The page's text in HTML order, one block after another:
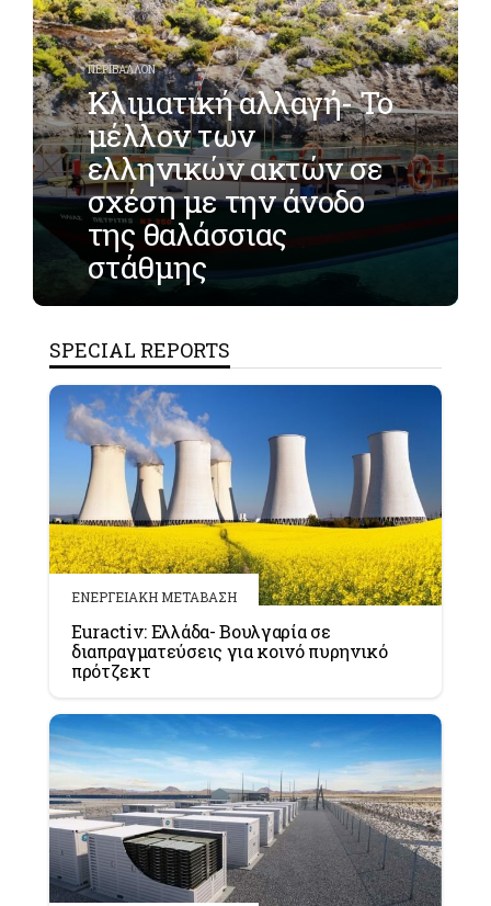
ΠΕΡΙΒΑΛΛΟΝ
Κλιματική αλλαγή- Το
μέλλον των
ελληνικών ακτών σε
σχέση με την άνοδο
της θαλάσσιας
στάθμης
SPECIAL REPORTS
ΕΝΕΡΓΕΙΑΚΗ ΜΕΤΑΒΑΣΗ
Euractiv: Ελλάδα- Βουλγαρία σε
διαπραγματεύσεις για κοινό πυρηνικό
πρότζεκτ